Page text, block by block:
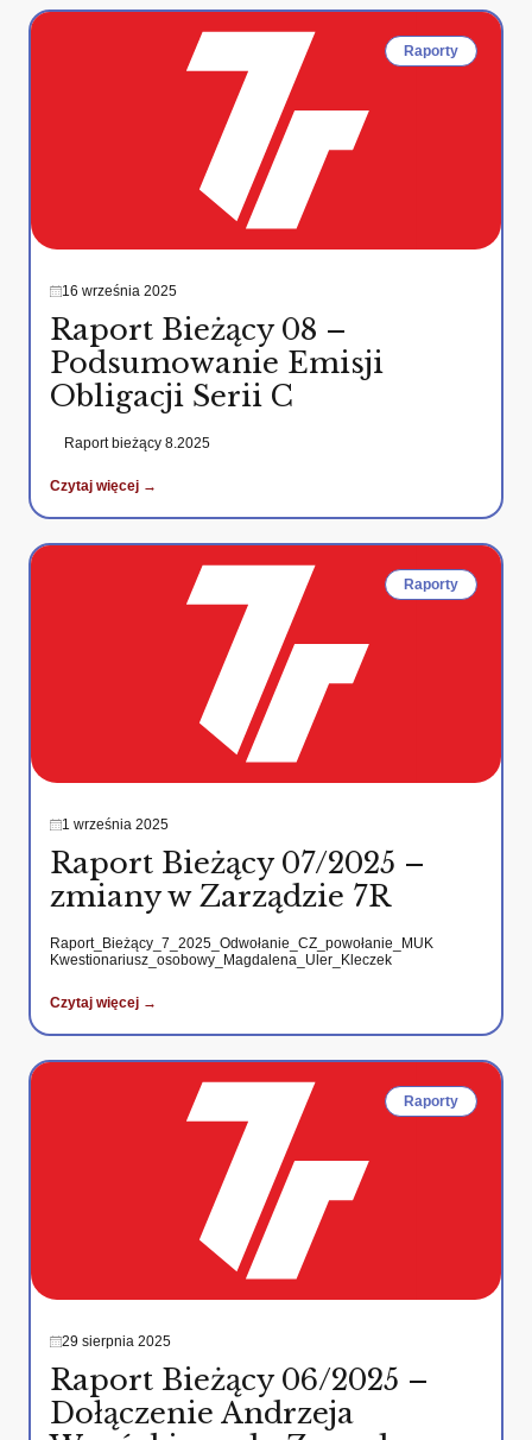
Raporty
16 września 2025
Raport Bieżący 08 –
Podsumowanie Emisji
Obligacji Serii C
Raport bieżący 8.2025
Czytaj więcej →
Raporty
1 września 2025
Raport Bieżący 07/2025 –
zmiany w Zarządzie 7R
Raport_Bieżący_7_2025_Odwołanie_CZ_powołanie_MUK
Kwestionariusz_osobowy_Magdalena_Uler_Kleczek
Czytaj więcej →
Raporty
29 sierpnia 2025
Raport Bieżący 06/2025 –
Dołączenie Andrzeja